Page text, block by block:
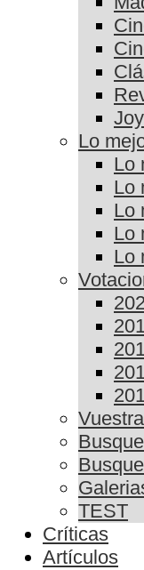
Lo
Lo
Lo
Lo
Lo
Lo
TEST
Críticas
Artículos